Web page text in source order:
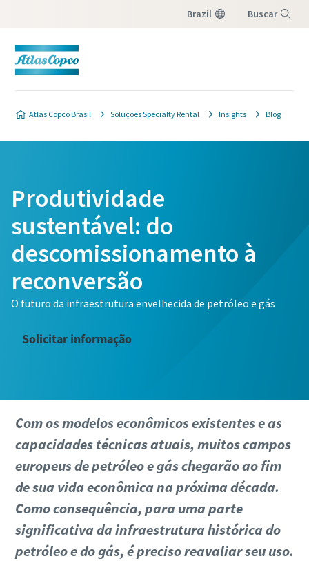
Brazil Buscar
Atlas Copco Brasil Soluções Specialty Rental Insights Blog
Produtividade
sustentável: do
descomissionamento à
reconversão
O futuro da infraestrutura envelhecida de petróleo e gás
Solicitar informação
Com os modelos econômicos existentes e as
capacidades técnicas atuais, muitos campos
europeus de petróleo e gás chegarão ao fim
de sua vida econômica na próxima década.
Como consequência, para uma parte
significativa da infraestrutura histórica do
petróleo e do gás, é preciso reavaliar seu uso.